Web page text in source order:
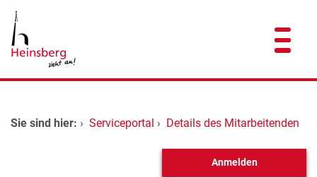
Zum Hauptinhalt springen
Zum Header
Zum Hauptinhalt
Zum Footer
Dienstleistungen A-Z
Sie sind hier: › Serviceportal › Details des Mitarbeitenden
Anmelden